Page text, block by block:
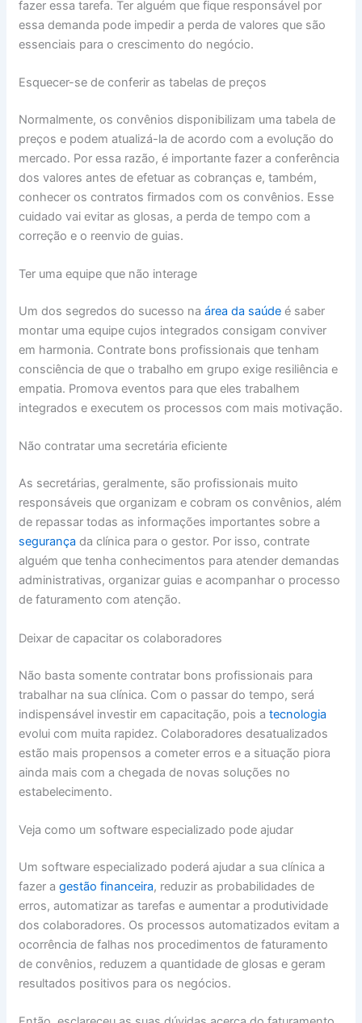
fazer essa tarefa. Ter alguém que fique responsável por
essa demanda pode impedir a perda de valores que são
essenciais para o crescimento do negócio.
Esquecer-se de conferir as tabelas de preços
Normalmente, os convênios disponibilizam uma tabela de
preços e podem atualizá-la de acordo com a evolução do
mercado. Por essa razão, é importante fazer a conferência
dos valores antes de efetuar as cobranças e, também,
conhecer os contratos firmados com os convênios. Esse
cuidado vai evitar as glosas, a perda de tempo com a
correção e o reenvio de guias.
Ter uma equipe que não interage
Um dos segredos do sucesso na área da saúdeé saber
montar uma equipe cujos integrados consigam conviver
em harmonia. Contrate bons profissionais que tenham
consciência de que o trabalho em grupo exige resiliência e
empatia. Promova eventos para que eles trabalhem
integrados e executem os processos com mais motivação.
Não contratar uma secretária eficiente
As secretárias, geralmente, são profissionais muito
responsáveis que organizam e cobram os convênios, além
de repassar todas as informações importantes sobre a
segurança da clínica para o gestor. Por isso, contrate
alguém que tenha conhecimentos para atender demandas
administrativas, organizar guias e acompanhar o processo
de faturamento com atenção.
Deixar de capacitar os colaboradores
Não basta somente contratar bons profissionais para
trabalhar na sua clínica. Com o passar do tempo, será
indispensável investir em capacitação, pois a tecnologia
evolui com muita rapidez. Colaboradores desatualizados
estão mais propensos a cometer erros e a situação piora
ainda mais com a chegada de novas soluções no
estabelecimento.
Veja como um software especializado pode ajudar
Um software especializado poderá ajudar a sua clínica a
fazer a gestão financeira, reduzir as probabilidades de
erros, automatizar as tarefas e aumentar a produtividade
dos colaboradores. Os processos automatizados evitam a
ocorrência de falhas nos procedimentos de faturamento
de convênios, reduzem a quantidade de glosas e geram
resultados positivos para os negócios.